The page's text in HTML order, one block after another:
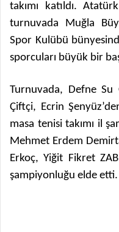
takımı katıldı.
turnuvada Muğla
Spor Kulübü
sporcuları büyük bir
Turnuvada, Defne
Çiftçi, Ecrin
masa tenisi takımı il
Mehmet Erdem
Erkoç, Yiğit Fikret
şampiyonluğu elde etti.